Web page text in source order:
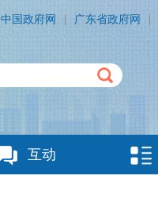
广东省政府网
中国政府网
互动